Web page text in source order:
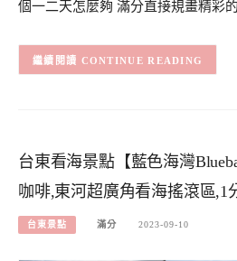
個一二天怎麼夠 滿分直接規畫精彩
CONTINUE READING
台東看海景點【藍色海灣
咖啡,東河超廣角看海搖滾區,1
台東景點 滿分 2023-09-10